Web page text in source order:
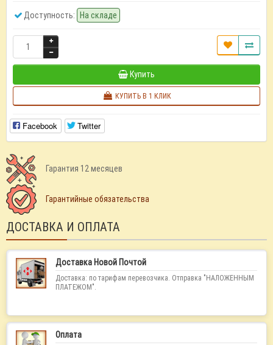
Доступность: На складе
Купить
КУПИТЬ В 1 КЛИК
Facebook Twitter
Гарантия 12 месяцев
Гарантийные обязательства
ДОСТАВКА И ОПЛАТА
Доставка Новой Почтой
Доставка: по тарифам перевозчика. Отправка "НАЛОЖЕННЫМ
ПЛАТЕЖОМ".
Оплата